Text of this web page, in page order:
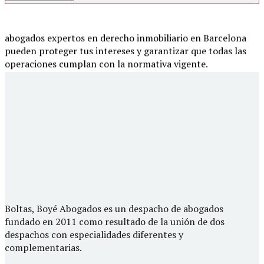
pueden proteger tus intereses y garantizar que todas las
operaciones cumplan con la normativa vigente.
de compraventa, verificando títulos de propiedad y
asegurando el cumplimiento de las condiciones
legales de los inmuebles.
Arrendamientos:
Boltas, Boyé Abogados es un despacho de abogados
fundado en 2011 como resultado de la unión de dos
despachos con especialidades diferentes y
complementarias.